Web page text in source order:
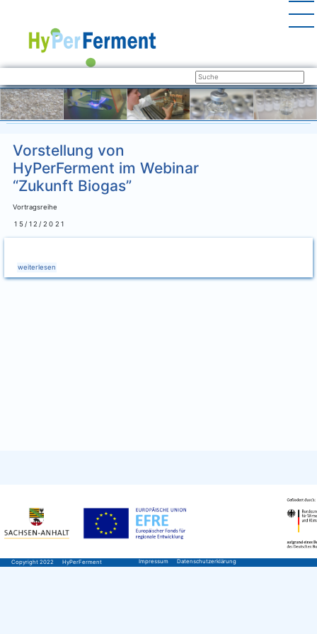
Vorstellung von
HyPerFerment im Webinar
“Zukunft Biogas”
Vortragsreihe
15/12/2021
weiterlesen
Copyright 2022 HyPerFerment Impressum Datenschutzerklärung